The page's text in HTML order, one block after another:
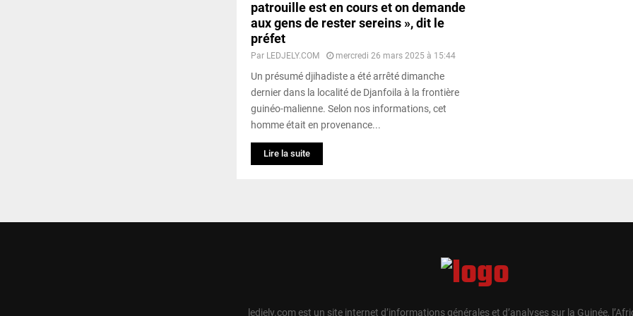
patrouille est en cours et on demande
aux gens de rester sereins », dit le
préfet
Par LEDJELY.COM mercredi 26 mars 2025 à 15:44
Un présumé djihadiste a été arrêté dimanche
dernier dans la localité de Djanfoila à la frontière
guinéo-malienne. Selon nos informations, cet
homme était en provenance...
Lire la suite
ledjely.com est un site internet d’informations générales et d’analyses sur la Guinée,